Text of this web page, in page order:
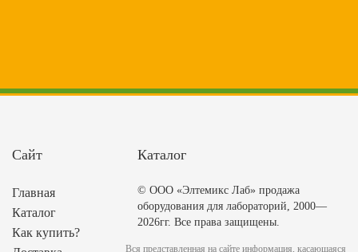
Сайт
Главная
Каталог
Как купить?
Каталог
© ООО «Элтемикс Лаб» продажа
оборудования для лабораторий, 2000—
2026гг. Все права защищены.
Вся представленная на сайте информация, касающаяся